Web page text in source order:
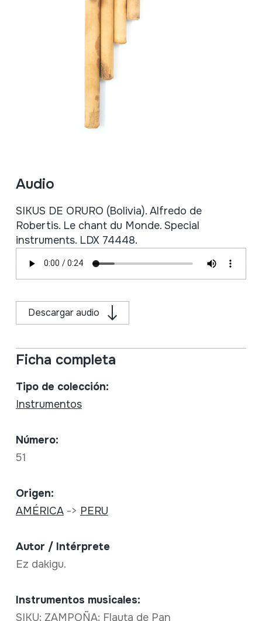
Audio
SIKUS DE ORURO (Bolivia). Alfredo de
Robertis. Le chant du Monde. Special
instruments. LDX 74448.
Descargar audio
Ficha completa
Tipo de colección:
Instrumentos
Número:
51
Origen:
AMÉRICA-> PERU
Autor / Intérprete
Ez dakigu.
Instrumentos musicales:
SIKU; ZAMPOÑA; Flauta de Pan